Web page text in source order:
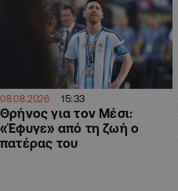
08.08.2026 15:33
Θρήνος για τον Μέσι:
«Έφυγε» από τη ζωή ο
πατέρας του